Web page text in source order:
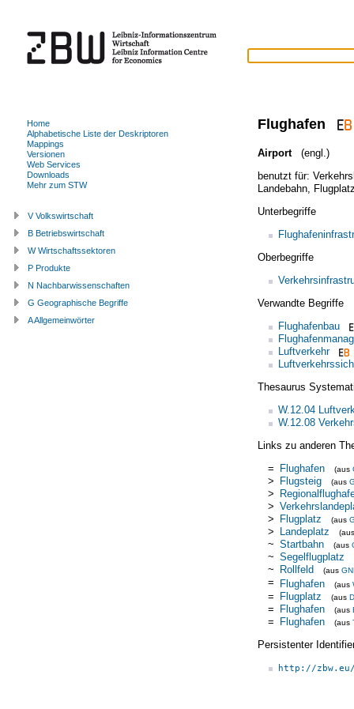
Flughafen
Airport
(engl.)
benutzt für:
Landebahn,
Unterbegriffe
Oberbegriffe
Verwandte Begriffe
Flughafenbau
Luftverkehr
Thesaurus
W.12.04
W.12.08
Links zu anderen
= Flughafen (aus
> Flugsteig (aus
>
>
> Flugplatz (aus
> Landeplatz
~ Startbahn (aus
~ Segelflugplatz
~ Rollfeld (aus
= Flughafen (aus
= Flugplatz (aus
= Flughafen (aus
= Flughafen (aus
Persistenter
http://
Home
Alphabetische Liste der Deskriptoren
Mappings
Versionen
Web Services
Downloads
Mehr zum STW
V Volkswirtschaft
B Betriebswirtschaft
W Wirtschaftssektoren
P Produkte
N Nachbarwissenschaften
G Geographische Begriffe
A Allgemeinwörter